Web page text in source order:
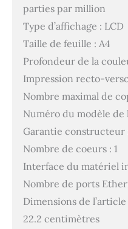
parties par million
Type d’affichage : LCD
Taille de feuille : A4
Profondeur de la
Impression recto-
Nombre maximal de
Numéro du modèle de
Garantie constructeur
Nombre de coeurs : 1
Interface du matériel
Nombre de ports
Dimensions de
22.2 centimètres